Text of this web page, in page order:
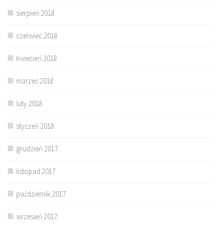
sierpień 2018
czerwiec 2018
kwiecień 2018
marzec 2018
luty 2018
styczeń 2018
grudzień 2017
listopad 2017
październik 2017
wrzesień 2017